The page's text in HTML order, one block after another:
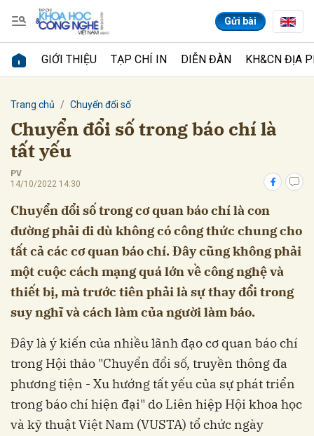
Gửi bài
GIỚI THIỆU TẠP CHÍ IN DIỄN ĐÀN KH&CN ĐỊA
Trang chủ Chuyển đổi số
Chuyển đổi số trong báo chí là
tất yếu
PV
14/10/2022 14:30
Chuyển đổi số trong cơ quan báo chí là con
đường phải đi dù không có công thức chung cho
tất cả các cơ quan báo chí. Đây cũng không phải
một cuộc cách mạng quá lớn về công nghệ và
thiết bị, mà trước tiên phải là sự thay đổi trong
suy nghĩ và cách làm của người làm báo.
Đây là ý kiến của nhiều lãnh đạo cơ quan báo chí
trong Hội thảo "Chuyển đổi số, truyền thông đa
phương tiện - Xu hướng tất yếu của sự phát triển
trong báo chí hiện đại" do Liên hiệp Hội khoa học
và kỹ thuật Việt Nam (VUSTA) tổ chức ngày
Gửi bình luận
Hủy Gửi